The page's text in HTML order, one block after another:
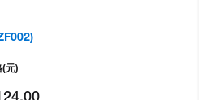
(元)